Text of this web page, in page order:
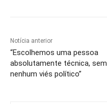
Notícia anterior
“Escolhemos uma pessoa
absolutamente técnica, sem
nenhum viés político”